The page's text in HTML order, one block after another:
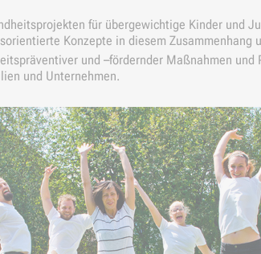
für übergewichtige Kinder und
Konzepte in diesem
und –fördernder Maßnahmen
und Unternehmen.